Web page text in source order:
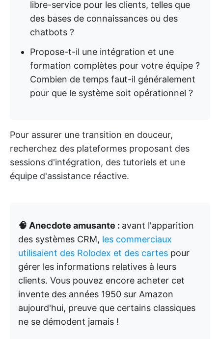
libre-service pour les clients, telles que
des bases de connaissances ou des
chatbots ?
Propose-t-il une intégration et une
formation complètes pour votre équipe ?
Combien de temps faut-il généralement
pour que le système soit opérationnel ?
Pour assurer une transition en douceur,
recherchez des plateformes proposant des
sessions d'intégration, des tutoriels et une
équipe d'assistance réactive.
🧠 Anecdote amusante : avant l'apparition
des systèmes CRM, les commerciaux
utilisaient des Rolodex et des cartes pour
gérer les informations relatives à leurs
clients. Vous pouvez encore acheter cet
invente des années 1950 sur Amazon
aujourd'hui, preuve que certains classiques
ne se démodent jamais !